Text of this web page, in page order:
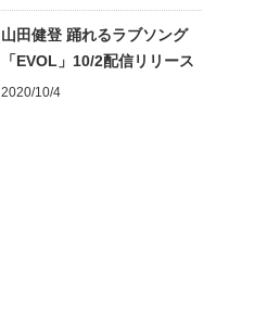
山田健登 踊れるラブソング
「EVOL」10/2配信リリース
2020/10/4